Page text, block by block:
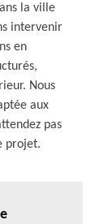
la ville
intervenir
en
Nous
aux
pas
projet.